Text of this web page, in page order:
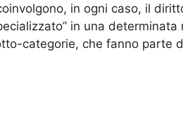
in ogni caso, il
in una determinata
categorie, che fanno parte